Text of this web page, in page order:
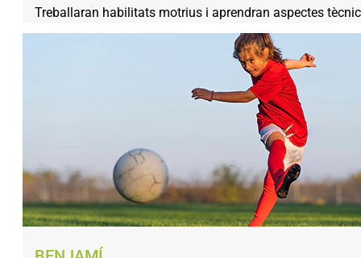
Treballaran habilitats motrius i aprendran aspectes